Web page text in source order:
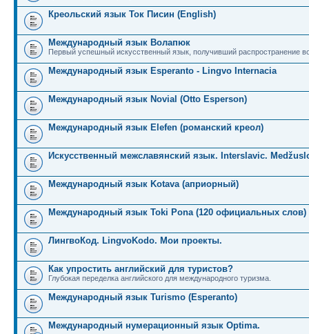
Креольский язык Ток Писин (English)
Международный язык Волапюк
Первый успешный искусственный язык, получивший распространение
Международный язык Esperanto - Lingvo Internacia
Международный язык Novial (Otto Esperson)
Международный язык Elefen (романский креол)
Искусственный межславянский язык. Interslavic.
Международный язык Kotava (априорный)
Международный язык Toki Pona (120 официальных слов)
ЛингвоКод. LingvoKodo. Мои проекты.
Как упростить английский для туристов?
Глубокая переделка английского для международного туризма.
Международный язык Turismo (Esperanto)
Международный нумерационный язык Optima.